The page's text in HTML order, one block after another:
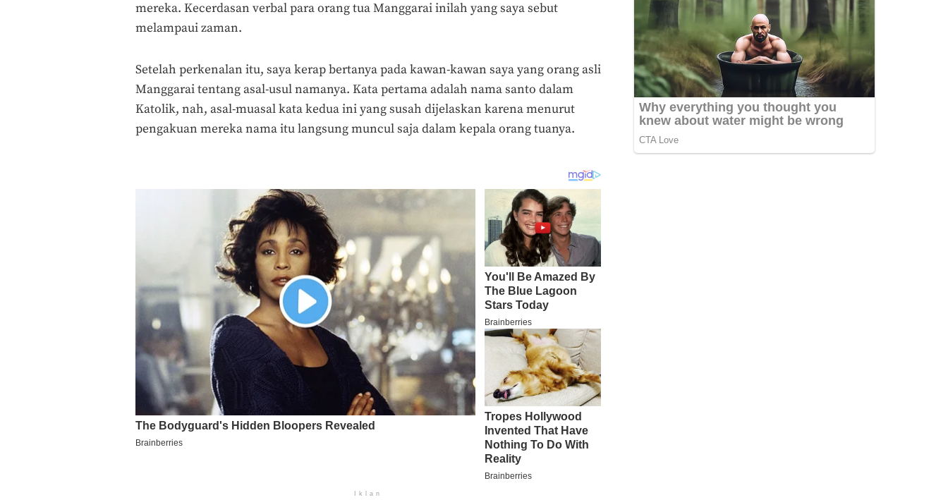
mereka. Kecerdasan verbal para orang tua Manggarai inilah yang saya sebut
melampaui zaman.
Setelah perkenalan itu, saya kerap bertanya pada kawan-kawan saya yang orang asli
Manggarai tentang asal-usul namanya. Kata pertama adalah nama santo dalam
Katolik, nah, asal-muasal kata kedua ini yang susah dijelaskan karena menurut
pengakuan mereka nama itu langsung muncul saja dalam kepala orang tuanya.
Iklan